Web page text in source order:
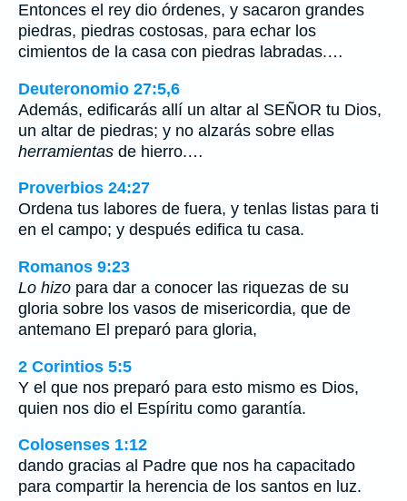
Entonces el rey dio órdenes, y sacaron grandes
piedras, piedras costosas, para echar los
cimientos de la casa con piedras labradas.…
Deuteronomio 27:5,6
Además, edificarás allí un altar al SEÑOR tu Dios,
un altar de piedras; y no alzarás sobre ellas
herramientas de hierro.…
Proverbios 24:27
Ordena tus labores de fuera, y tenlas listas para ti
en el campo; y después edifica tu casa.
Romanos 9:23
Lo hizo para dar a conocer las riquezas de su
gloria sobre los vasos de misericordia, que de
antemano El preparó para gloria,
2 Corintios 5:5
Y el que nos preparó para esto mismo es Dios,
quien nos dio el Espíritu como garantía.
Colosenses 1:12
dando gracias al Padre que nos ha capacitado
para compartir la herencia de los santos en luz.